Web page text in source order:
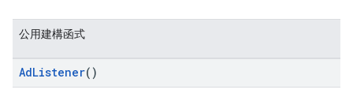
公用建構函式
AdListener()